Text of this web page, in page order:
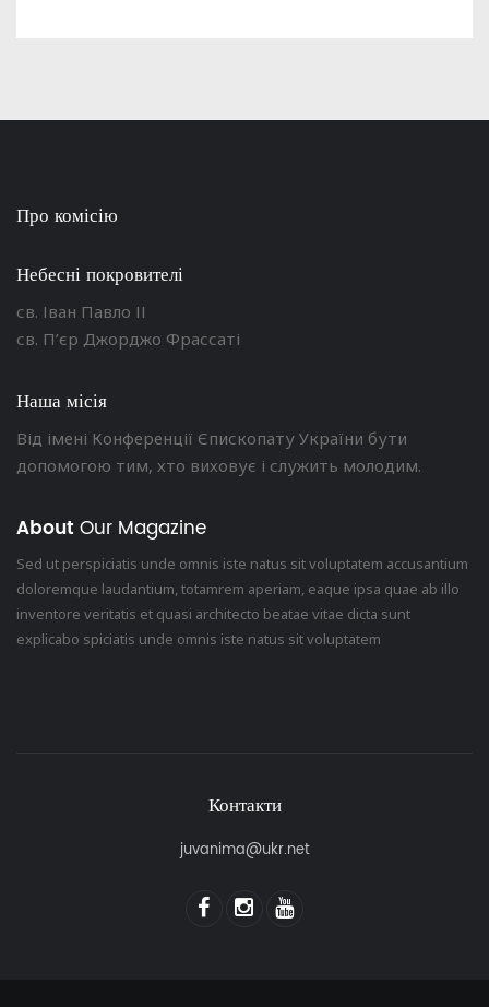
Про комісію
Небесні покровителі
св. Іван Павло ІІ
св. П’єр Джорджо Фрассаті
Наша місія
Від імені Конференції Єпископату України бути
допомогою тим, хто виховує і служить молодим.
About Our Magazine
Sed ut perspiciatis unde omnis iste natus sit voluptatem accusantium
doloremque laudantium, totamrem aperiam, eaque ipsa quae ab illo
inventore veritatis et quasi architecto beatae vitae dicta sunt
explicabo spiciatis unde omnis iste natus sit voluptatem
Контакти
juvanima@ukr.net